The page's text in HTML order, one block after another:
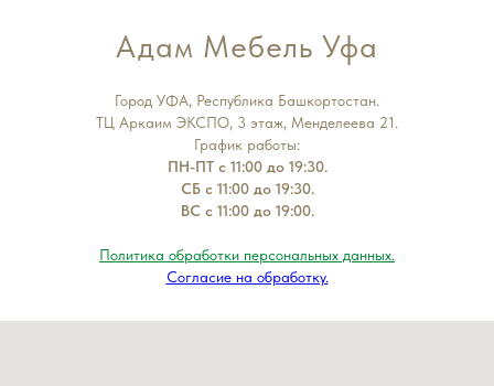
Адам Мебель Уфа
Город УФА, Республика Башкортостан.
ТЦ Аркаим ЭКСПО, 3 этаж, Менделеева 21.
График работы:
ПН-ПТ с 11:00 до 19:30.
СБ с 11:00 до 19:30.
ВС с 11:00 до 19:00.
Политика обработки персональных данных.
Согласие на обработку.